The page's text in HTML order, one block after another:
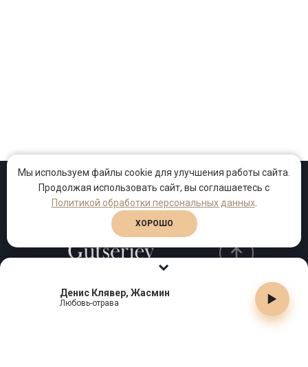
Денис Клявер, Жасмин
Любовь-отрава
Проекты Песни Клипы
Телефон:
Мы используем файлы cookie для улучшения работы сайта.
Продолжая использовать сайт, вы соглашаетесь с
Политикой обработки персональных данных.
ХОРОШО